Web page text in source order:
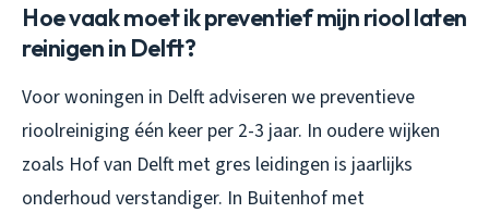
Hoe vaak moet ik preventief mijn riool laten
reinigen in Delft?
Voor woningen in Delft adviseren we preventieve
rioolreiniging één keer per 2-3 jaar. In oudere wijken
zoals Hof van Delft met gres leidingen is jaarlijks
onderhoud verstandiger. In Buitenhof met